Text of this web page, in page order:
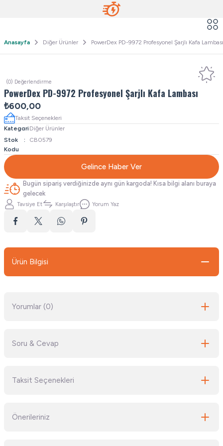
Anasayfa Diğer Ürünler PowerDex PD-9972 Profesyonel Şarjlı Kafa Lambası
(0) Değerlendirme
PowerDex PD-9972 Profesyonel Şarjlı Kafa Lambası
₺600,00
Taksit Seçenekleri
Kategori Diğer Ürünler
Stok
Kodu
CB0579
Gelince Haber Ver
Bugün sipariş verdiğinizde aynı gün kargoda! Kısa bilgi alanı buraya
gelecek
Tavsiye Et Karşılaştır Yorum Yaz
Ürün Bilgisi
Yorumlar (0)
Soru & Cevap
Taksit Seçenekleri
Önerileriniz